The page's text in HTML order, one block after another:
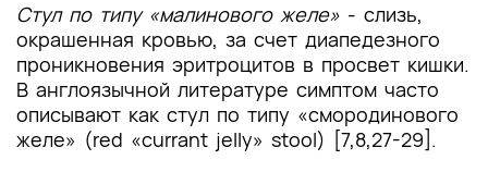
Стул по типу «малинового желе» - слизь,
окрашенная кровью, за счет диапедезного
проникновения эритроцитов в просвет кишки.
В англоязычной литературе симптом часто
описывают как стул по типу «смородинового
желе» (red «currant jelly» stool) [7,8,27-29].